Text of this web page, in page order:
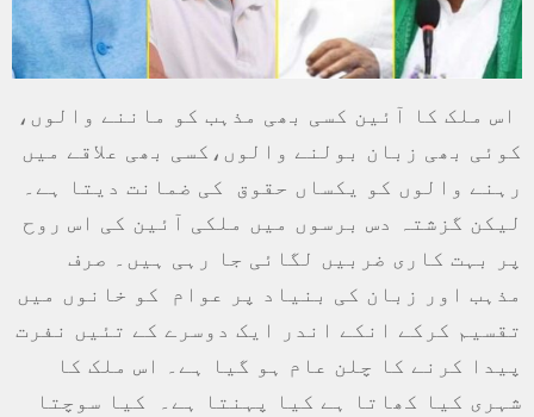
اس ملک کا آئین کسی بھی مذہب کو ماننے والوں،
کوئی بھی زبان بولنے والوں،کسی بھی علاقے میں
رہنے والوں کو یکساں حقوق کی ضمانت دیتا ہے۔
لیکن گزشتہ دس برسوں میں ملکی آئین کی اس روح
پر بہت کاری ضربیں لگائی جا رہی ہیں۔ صرف
مذہب اور زبان کی بنیاد پر عوام کو خانوں میں
تقسیم کرکے انکے اندر ایک دوسرے کے تئیں نفرت
پیدا کرنے کا چلن عام ہو گیا ہے۔ اس ملک کا
شہری کیا کھاتا ہے کیا پہنتا ہے۔ کیا سوچتا